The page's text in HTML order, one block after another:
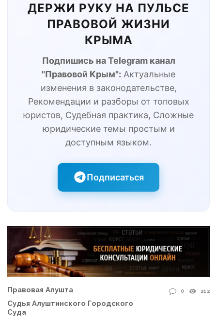
ДЕРЖИ РУКУ НА ПУЛЬСЕ
ПРАВОВОЙ ЖИЗНИ
КРЫМА
Подпишись на Telegram канал
"Правовой Крым": Актуальные
изменения в законодательстве,
Рекомендации и разборы от топовых
юристов, Судебная практика, Сложные
юридические темы простым и
доступным языком.
Подписаться
Правовая Алушта
Судья Алуштинского Городского
Суда
0 212